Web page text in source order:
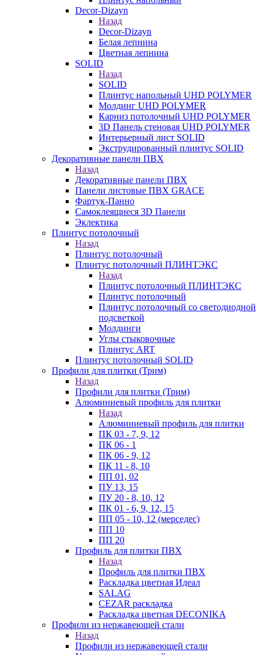
Decor-Dizayn
Назад
Decor-Dizayn
Белая лепнина
Цветная лепнина
SOLID
Назад
SOLID
Плинтус напольный UHD POLYMER
Молдинг UHD POLYMER
Карниз потолочный UHD POLYMER
3D Панель стеновая UHD POLYMER
Интерьерный лист SOLID
Экструдированный плинтус SOLID
Декоративные панели ПВХ
Назад
Декоративные панели ПВХ
Панели листовые ПВХ GRACE
Фартук-Панно
Самоклеящиеся 3D Панели
Эклектика
Плинтус потолочный
Назад
Плинтус потолочный
Плинтус потолочный ПЛИНТЭКС
Назад
Плинтус потолочный ПЛИНТЭКС
Плинтус потолочный
Плинтус потолочный со светодиодной
подсветкой
Молдинги
Углы стыковочные
Плинтус ART
Плинтус потолочный SOLID
Профили для плитки (Трим)
Назад
Профили для плитки (Трим)
Алюминиевый профиль для плитки
Назад
Алюминиевый профиль для плитки
ПК 03 - 7, 9, 12
ПК 06 - 1
ПК 06 - 9, 12
ПК 11 - 8, 10
ПП 01, 02
ПУ 13, 15
ПУ 20 - 8, 10, 12
ПК 01 - 6, 9, 12, 15
ПП 05 - 10, 12 (мерседес)
ПП 10
ПП 20
Профиль для плитки ПВХ
Назад
Профиль для плитки ПВХ
Раскладка цветная Идеал
SALAG
CEZAR раскладка
Раскладка цветная DECONIKA
Профили из нержавеющей стали
Назад
Профили из нержавеющей стали